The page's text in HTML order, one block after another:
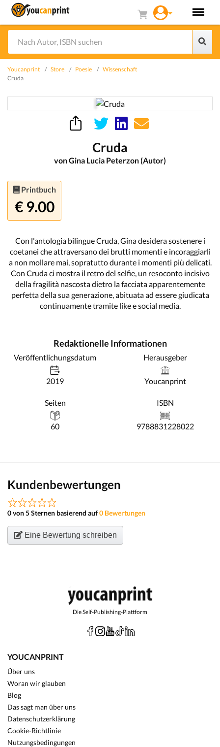
Youcanprint Store Poesie
Wissenschaft
Cruda
Cruda
von Gina Lucia Peterzon (Autor)
Printbuch
€ 9.00
Con l'antologia bilingue Cruda, Gina desidera sostenere i
coetanei che attraversano dei brutti momenti e incoraggiarli
a non mollare mai, sopratutto durante i momenti più delicati.
Con Cruda ci mostra il retro del selfie, un resoconto incisivo
della fragilità nascosta dietro la facciata apparentemente
perfetta della sua generazione, abituata ad essere giudicata
continuamente tramite like e social media.
Redaktionelle Informationen
Veröffentlichungsdatum
2019
Herausgeber
Youcanprint
Seiten
60
ISBN
9788831228022
Kundenbewertungen
0 von 5 Sternen basierend auf0 Bewertungen
Eine Bewertung schreiben
Die Self-Publishing-Plattform
YOUCANPRINT
Über uns
Woran wir glauben
Blog
Das sagt man über uns
Datenschutzerklärung
Cookie-Richtlinie
Nutzungsbedingungen